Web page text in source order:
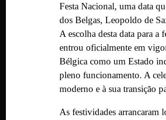
Festa Nacional, uma data
dos Belgas, Leopoldo de
A escolha desta data para
entrou oficialmente em
Bélgica como um Estado
pleno funcionamento. A
moderno e à sua transição
As festividades arrancaram